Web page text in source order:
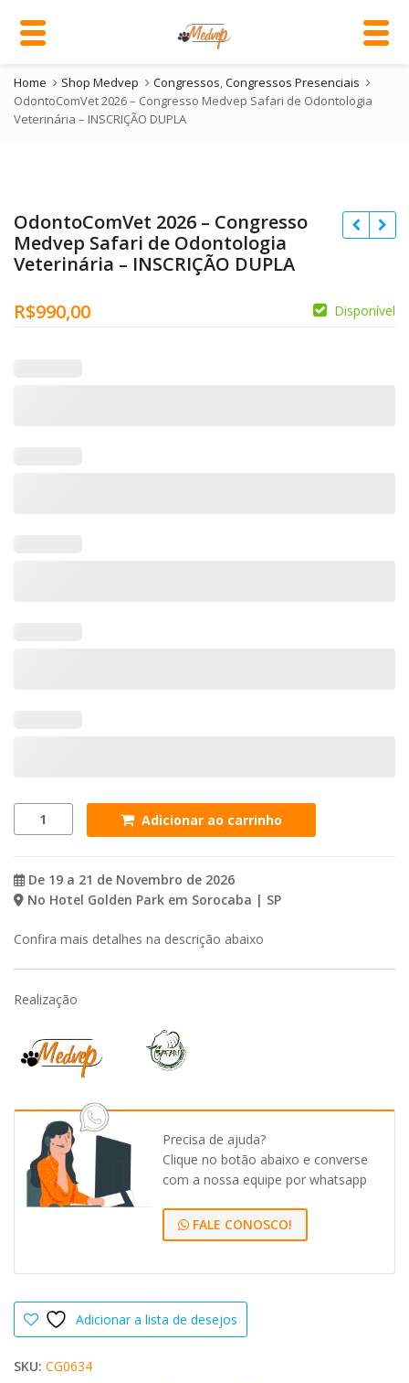
Home Shop Medvep Congressos,Congressos Presenciais
OdontoComVet 2026 – Congresso Medvep Safari de Odontologia
Veterinária – INSCRIÇÃO DUPLA
OdontoComVet 2026 – Congresso
Medvep Safari de Odontologia
Veterinária – INSCRIÇÃO DUPLA
R$990,00 Disponível
OdontoComVet
2026
Congresso
Medvep
Safari
de
Veterinária
-
INSCRIÇÃO
quantidade
Adicionar ao carrinho
De 19 a 21 de Novembro de 2026
No Hotel Golden Park em Sorocaba | SP
Confira mais detalhes na descrição abaixo
Realização
Precisa de ajuda?
Clique no botão abaixo e converse
com a nossa equipe por whatsapp
FALE CONOSCO!
Adicionar a lista de desejos
SKU: CG0634